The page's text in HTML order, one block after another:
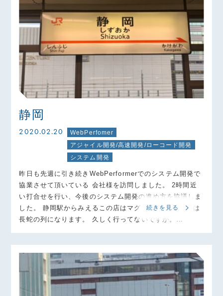
静岡
2020.02.20
WebPerfomer
アジャイル開発/高速開発/ローコード開発
システム開発
昨日も先週に引き続きWebPerformerでのシステム開発で
協業させて頂いている 会社様を訪問しました。 2時間近
い打合せを行い、今後のシステム開発の進め方を協議しま
した。 静岡駅からみえるこの店はマグロ丼の有名店 昼は
長蛇の列になります。 久しく行ってないですが。…
続きを見る